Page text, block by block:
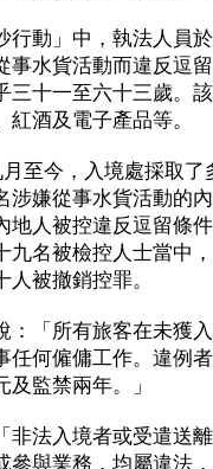
動」中，執法人員於
事水貨活動而違反逗
三十一至六十三歲。
酒及電子產品等。
今，入境處採取了
涉嫌從事水貨活動的
地人被控違反逗留條
九名被檢控人士當中
被撤銷控罪。
「所有旅客在未獲入
任何僱傭工作。違例
監禁兩年。」
法入境者或受遣送離
參與業務，均屬違法